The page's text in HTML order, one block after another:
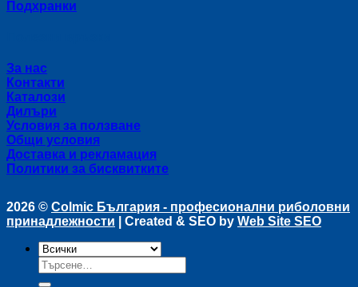
Подхранки
За нас
Контакти
Каталози
Дилъри
Условия за ползване
Общи условия
Доставка и рекламация
Политики за бисквитките
2026 © Colmic България - професионални риболовни
принадлежности | Created & SEO by Web Site SEO
Търсене
за: